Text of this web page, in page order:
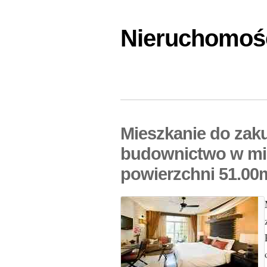
Mieszkanie do
budownictwo w
powierzchni